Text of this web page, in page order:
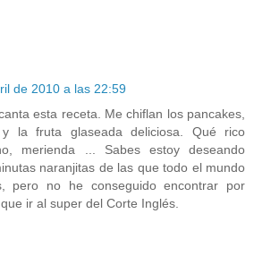
de 2010 a las 22:59
esta receta. Me chiflan los pancakes,
la fruta glaseada deliciosa. Qué rico
merienda ... Sabes estoy deseando
naranjitas de las que todo el mundo
pero no he conseguido encontrar por
ir al super del Corte Inglés.